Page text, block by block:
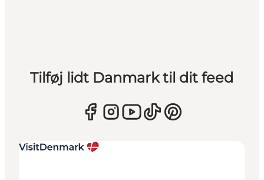
Tilføj lidt Danmark til dit feed